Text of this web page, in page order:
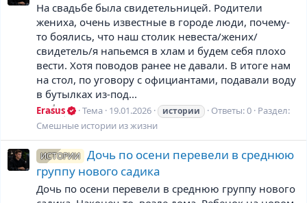
На свадьбе была свидетельницей. Родители
жениха, очень известные в городе люди, почему-
то боялись, что наш столик невеста/жених/
свидетель/я напьемся в хлам и будем себя плохо
вести. Хотя поводов ранее не давали. В итоге нам
на стол, по уговору с официантами, подавали воду
в бутылках из-под...
Erasus Тема 19.01.2026 истории Ответы: 0 Раздел:
Смешные истории из жизни
ИСТОРИИ
Дочь по осени перевели в среднюю
группу нового садика
Дочь по осени перевели в среднюю группу нового